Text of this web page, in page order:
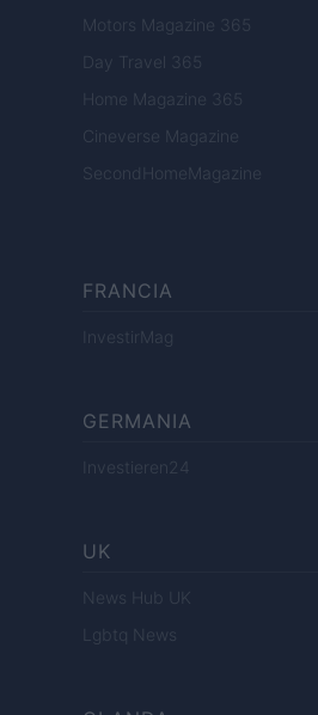
Motors Magazine 365
Day Travel 365
Home Magazine 365
Cineverse Magazine
SecondHomeMagazine
FRANCIA
InvestirMag
GERMANIA
Investieren24
UK
News Hub UK
Lgbtq News